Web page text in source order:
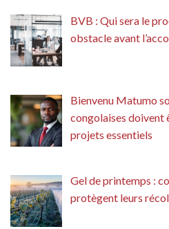
BVB : Qui sera le
obstacle avant
Bienvenu Matumo
congolaises doivent
projets essentiels
Gel de printemps :
protègent leurs